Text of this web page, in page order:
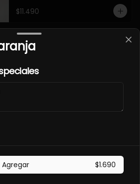
$11.490
EBI SAKE FURAY
ACEVICHADO.
Envuelto en palta, cubierto con
salmon fresco, salsa acevichada y
Frito en panco, cubierto con pulpo y
salsa acevichada, toques de
shichimi. Camaron furay, queso,
Agregar $1.690